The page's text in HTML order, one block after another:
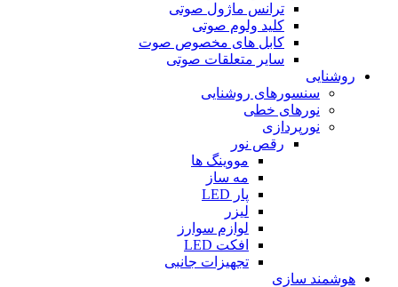
ترانس ماژول صوتی
کلید ولوم صوتی
کابل های مخصوص صوت
سایر متعلقات صوتی
روشنایی
سنسورهای روشنایی
نورهای خطی
نورپردازی
رقص نور
مووینگ ها
مه ساز
پار LED
لیزر
لوازم سوارز
افکت LED
تجهیزات جانبی
هوشمند سازی